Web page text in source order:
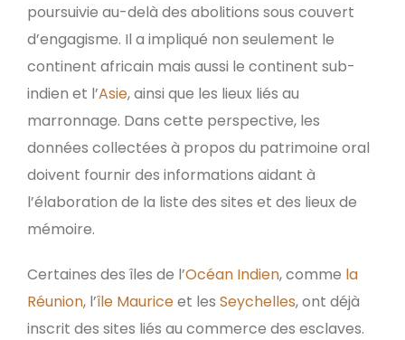
poursuivie au-delà des abolitions sous couvert
d’engagisme. Il a impliqué non seulement le
continent africain mais aussi le continent sub-
indien et l’Asie, ainsi que les lieux liés au
marronnage. Dans cette perspective, les
données collectées à propos du patrimoine oral
doivent fournir des informations aidant à
l’élaboration de la liste des sites et des lieux de
mémoire.
Certaines des îles de l’Océan Indien, comme la
Réunion, l’île Mauriceet les Seychelles, ont déjà
inscrit des sites liés au commerce des esclaves.